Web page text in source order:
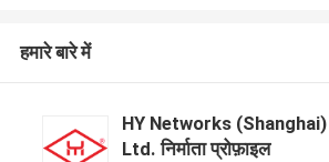
हमारे बारे में
HY Networks
Ltd. निर्माता प्रोफ़ाइल